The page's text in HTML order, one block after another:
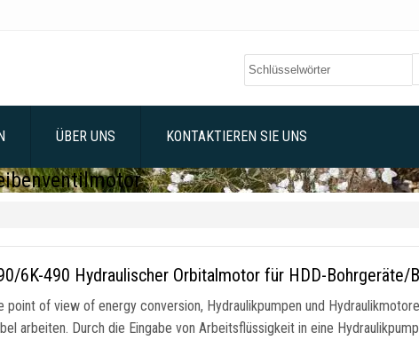
ÜBER UNS KONTAKTIEREN SIE UNS
6K-490 Hydraulischer Orbitalmotor für HDD-Bohrgeräte/
point of view of energy conversion, Hydraulikpumpen und
arbeiten. Durch die Eingabe von Arbeitsflüssigkeit in eine